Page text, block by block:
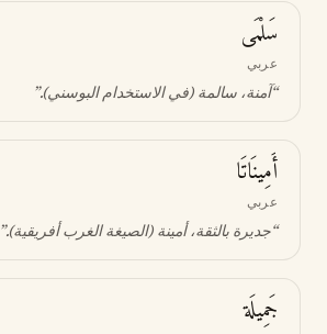
سَلْمَى
عربي
“آمنة، سالمة (في الاستخدام البوسني).”
أَمِينَاتَا
عربي
“جديرة بالثقة، أمينة (الصيغة الغرب أفريقية).”
جَمِيلَة